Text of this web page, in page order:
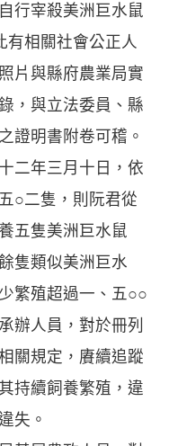
行宰殺美洲巨水鼠
有相關社會公正人
片與縣府農業局實
，與立法委員、縣
證明書附卷可稽。
二年三月十日，依
○二隻，則阮君從
五隻美洲巨水鼠
隻類似美洲巨水
繁殖超過一、五○○
辦人員，對於冊列
關規定，賡續追蹤
持續飼養繁殖，違
失。